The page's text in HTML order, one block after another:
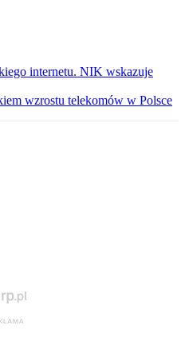
internetu. NIK wskazuje
wzrostu telekomów w Polsce